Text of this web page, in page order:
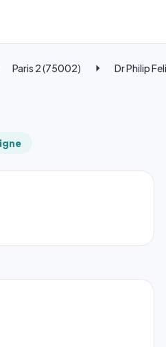
Paris 2 (75002) Dr Philip